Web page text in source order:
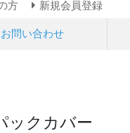
方 新規会員登録
お問い合わせ
ックカバー